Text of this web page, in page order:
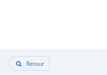
Retour